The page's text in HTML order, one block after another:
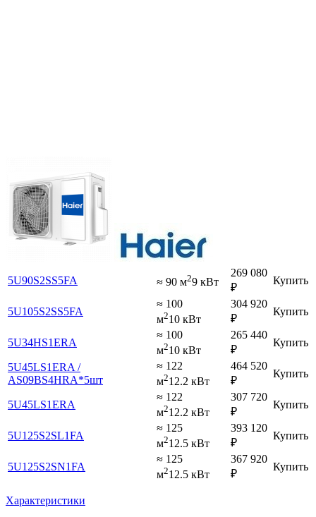
5U90S2SS5FA ≈ 90 м29 кВт
269 080
₽
Купить
5U105S2SS5FA
≈ 100
м210 кВт
304 920
₽
Купить
5U34HS1ERA
≈ 100
м210 кВт
265 440
₽
Купить
5U45LS1ERA /
AS09BS4HRA*5шт
≈ 122
м212.2 кВт
464 520
₽
Купить
5U45LS1ERA
≈ 122
м212.2 кВт
307 720
₽
Купить
5U125S2SL1FA
≈ 125
м212.5 кВт
393 120
₽
Купить
5U125S2SN1FA
≈ 125
м212.5 кВт
367 920
₽
Купить
Характеристики